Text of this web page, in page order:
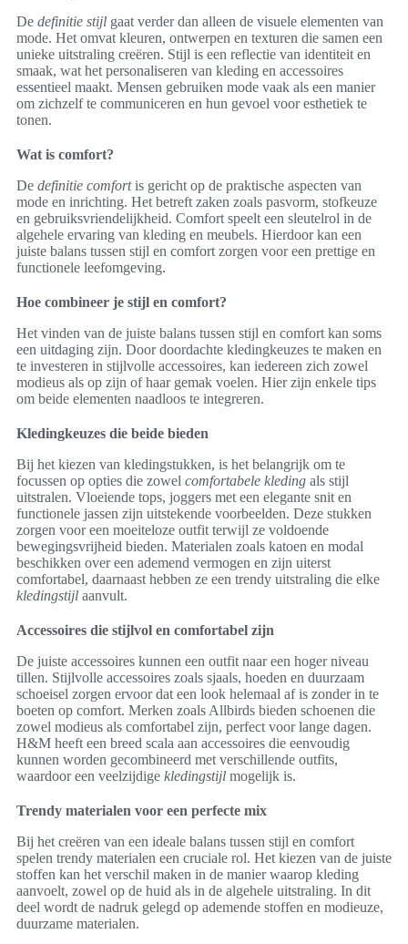
De definitie stijl gaat verder dan alleen de visuele elementen van
mode. Het omvat kleuren, ontwerpen en texturen die samen een
unieke uitstraling creëren. Stijl is een reflectie van identiteit en
smaak, wat het personaliseren van kleding en accessoires
essentieel maakt. Mensen gebruiken mode vaak als een manier
om zichzelf te communiceren en hun gevoel voor esthetiek te
tonen.
Wat is comfort?
De definitie comfortis gericht op de praktische aspecten van
mode en inrichting. Het betreft zaken zoals pasvorm, stofkeuze
en gebruiksvriendelijkheid. Comfort speelt een sleutelrol in de
algehele ervaring van kleding en meubels. Hierdoor kan een
juiste balans tussen stijl en comfort zorgen voor een prettige en
functionele leefomgeving.
Hoe combineer je stijl en comfort?
Het vinden van de juiste balans tussen stijl en comfort kan soms
een uitdaging zijn. Door doordachte kledingkeuzes te maken en
te investeren in stijlvolle accessoires, kan iedereen zich zowel
modieus als op zijn of haar gemak voelen. Hier zijn enkele tips
om beide elementen naadloos te integreren.
Kledingkeuzes die beide bieden
Bij het kiezen van kledingstukken, is het belangrijk om te
focussen op opties die zowel comfortabele kleding als stijl
uitstralen. Vloeiende tops, joggers met een elegante snit en
functionele jassen zijn uitstekende voorbeelden. Deze stukken
zorgen voor een moeiteloze outfit terwijl ze voldoende
bewegingsvrijheid bieden. Materialen zoals katoen en modal
beschikken over een ademend vermogen en zijn uiterst
comfortabel, daarnaast hebben ze een trendy uitstraling die elke
kledingstijl aanvult.
Accessoires die stijlvol en comfortabel zijn
De juiste accessoires kunnen een outfit naar een hoger niveau
tillen. Stijlvolle accessoires zoals sjaals, hoeden en duurzaam
schoeisel zorgen ervoor dat een look helemaal af is zonder in te
boeten op comfort. Merken zoals Allbirds bieden schoenen die
zowel modieus als comfortabel zijn, perfect voor lange dagen.
H&M heeft een breed scala aan accessoires die eenvoudig
kunnen worden gecombineerd met verschillende outfits,
waardoor een veelzijdige kledingstijl mogelijk is.
Trendy materialen voor een perfecte mix
Bij het creëren van een ideale balans tussen stijl en comfort
spelen trendy materialen een cruciale rol. Het kiezen van de juiste
stoffen kan het verschil maken in de manier waarop kleding
aanvoelt, zowel op de huid als in de algehele uitstraling. In dit
deel wordt de nadruk gelegd op ademende stoffen en modieuze,
duurzame materialen.